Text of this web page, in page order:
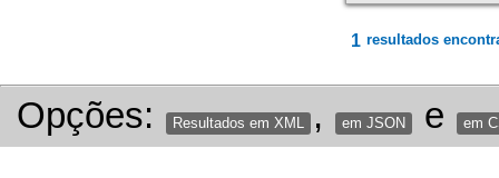
1 resultados
Opções: Resultados em XML , em JSON e em